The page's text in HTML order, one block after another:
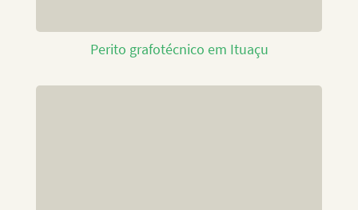
Perito grafotécnico em Ituaçu